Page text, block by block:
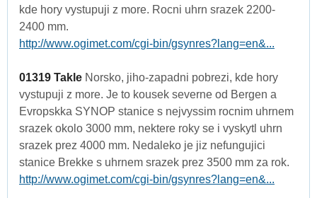
kde hory vystupuji z more. Rocni uhrn srazek 2200-
2400 mm.
http://www.ogimet.com/cgi-bin/gsynres?lang=en&...
01319 Takle Norsko, jiho-zapadni pobrezi, kde hory
vystupuji z more. Je to kousek severne od Bergen a
Evropskka SYNOP stanice s nejvyssim rocnim uhrnem
srazek okolo 3000 mm, nektere roky se i vyskytl uhrn
srazek prez 4000 mm. Nedaleko je jiz nefungujici
stanice Brekke s uhrnem srazek prez 3500 mm za rok.
http://www.ogimet.com/cgi-bin/gsynres?lang=en&...